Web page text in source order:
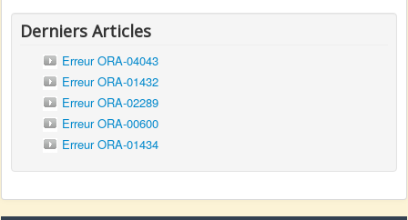
Derniers Articles
Erreur ORA-04043
Erreur ORA-01432
Erreur ORA-02289
Erreur ORA-00600
Erreur ORA-01434